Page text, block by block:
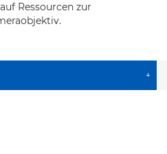
Ressourcen zur
+